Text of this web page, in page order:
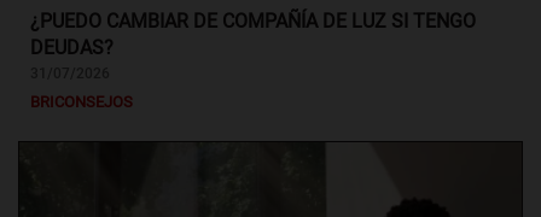
¿PUEDO CAMBIAR DE COMPAÑÍA DE LUZ SI TENGO
DEUDAS?
BRICONSEJOS